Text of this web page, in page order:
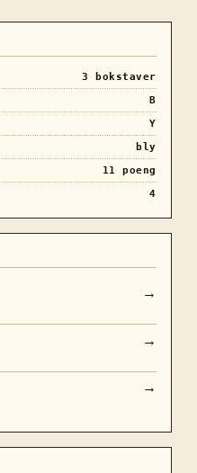
3
bokstaver
B
Y
bly
11
poeng
4
→
→
→